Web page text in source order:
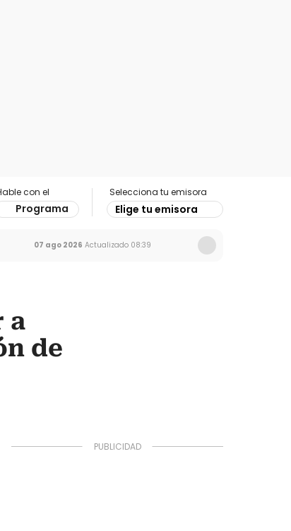
con el
Programa
Selecciona tu emisora
Elige tu emisora
07 ago 2026 Actualizado 08:39
a
de